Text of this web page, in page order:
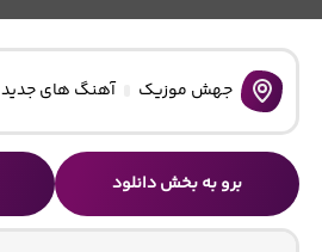
جهش موزیک آهنگ های جدید
برو به بخش دانلود